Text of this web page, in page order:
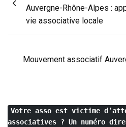
l’article
Auvergne-Rhône-Alpes :
vie associative locale
Mouvement associatif
Votre asso est victime
associatives ? Un numéro